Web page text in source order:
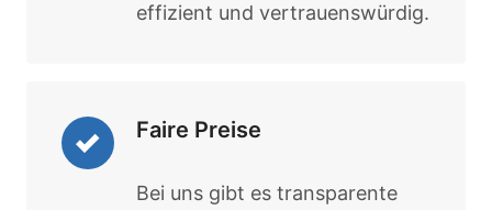
effizient und vertrauenswürdig.
Faire Preise
Bei uns gibt es transparente